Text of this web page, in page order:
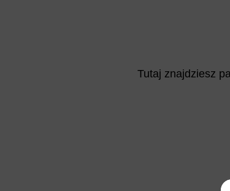
Tutaj znajdziesz